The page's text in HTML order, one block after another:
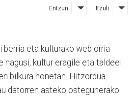
Entzun Itzuli
berria eta kulturako web orria
nagusi, kultur eragile eta taldeei
bilkura honetan. Hitzordua
datorren asteko ostegunerako